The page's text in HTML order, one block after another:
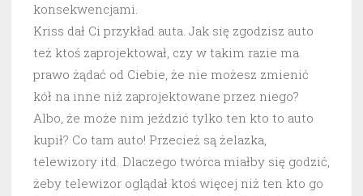
konsekwencjami.
Kriss dał Ci przykład auta. Jak się zgodzisz auto
też ktoś zaprojektował, czy w takim razie ma
prawo żądać od Ciebie, że nie możesz zmienić
kół na inne niż zaprojektowane przez niego?
Albo, że może nim jeździć tylko ten kto to auto
kupił? Co tam auto! Przecież są żelazka,
telewizory itd. Dlaczego twórca miałby się godzić,
żeby telewizor oglądał ktoś więcej niż ten kto go